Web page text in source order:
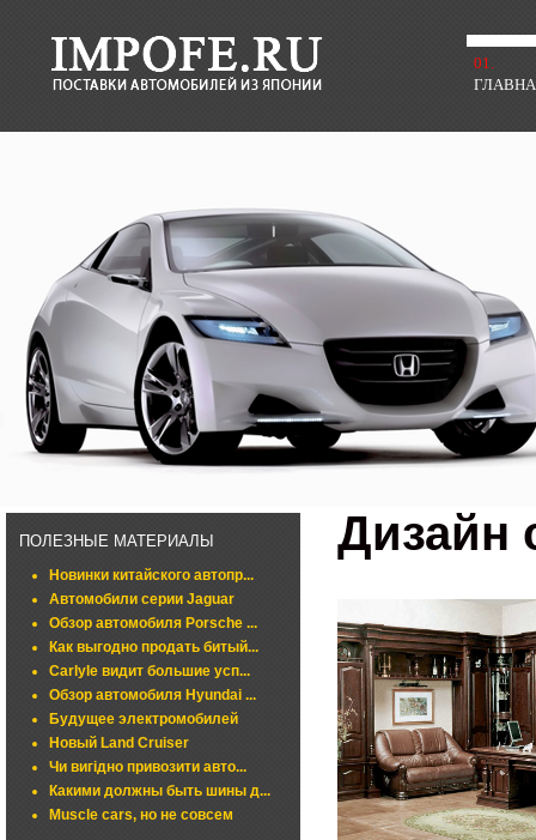
01.
ПОЛЕЗНЫЕ МАТЕРИАЛЫ
Новинки китайского автопр...
Автомобили серии Jaguar
Обзор автомобиля Porsche ...
Как выгодно продать битый...
Carlyle видит большие усп...
Обзор автомобиля Hyundai ...
Будущее электромобилей
Новый Land Cruiser
Чи вигідно привозити авто...
Какими должны быть шины д...
Muscle cars, но не совсем
Дизайн